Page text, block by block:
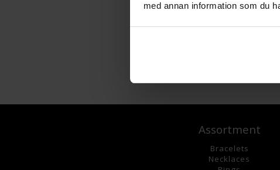
med annan information som du
Assortment
Bracelets
Necklaces